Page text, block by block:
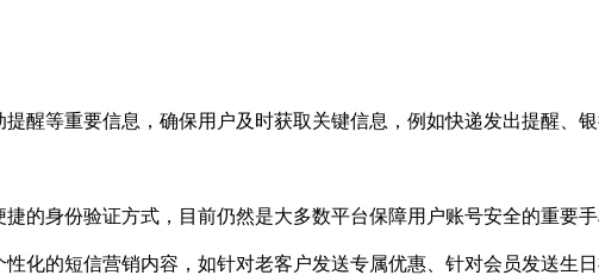
醒等重要信息，确保用户及时获取关键信息，例如快递发出提醒、
的身份验证方式，目前仍然是大多数平台保障用户账号安全的重要
化的短信营销内容，如针对老客户发送专属优惠、针对会员发送生